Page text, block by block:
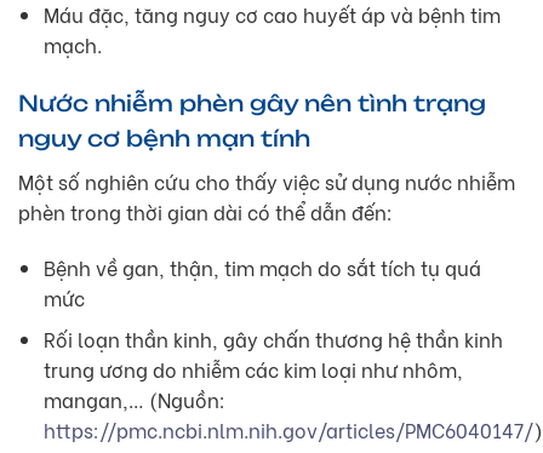
Máu đặc, tăng nguy cơ cao huyết áp và bệnh tim
mạch.
Nước nhiễm phèn gây nên tình trạng
nguy cơ bệnh mạn tính
Một số nghiên cứu cho thấy việc sử dụng nước nhiễm
phèn trong thời gian dài có thể dẫn đến:
Bệnh về gan, thận, tim mạch do sắt tích tụ quá
mức
Rối loạn thần kinh, gây chấn thương hệ thần kinh
trung ương do nhiễm các kim loại như nhôm,
mangan,… (Nguồn:
https://pmc.ncbi.nlm.nih.gov/articles/PMC6040147/)